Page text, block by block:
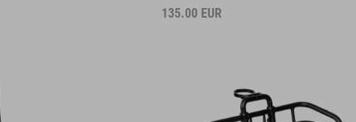
135.00 EUR